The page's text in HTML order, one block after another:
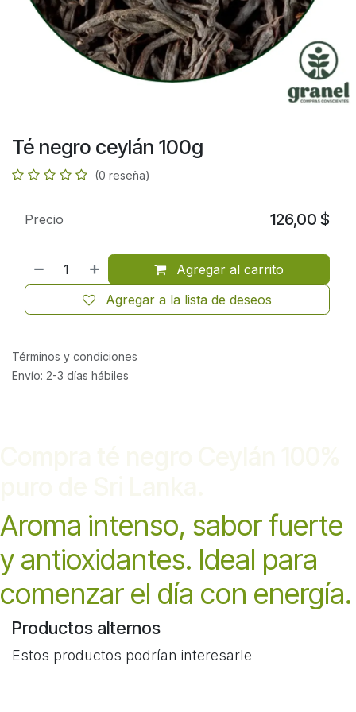
Té negro ceylán 100g
(0 reseña)
Agregar al carrito
Agregar a la lista de deseos
Precio 126,00 $
Términos y condiciones
Envío: 2-3 días hábiles
Aroma intenso, sabor fuerte
y antioxidantes. Ideal para
comenzar el día con energía.
Productos alternos
Estos productos podrían interesarle